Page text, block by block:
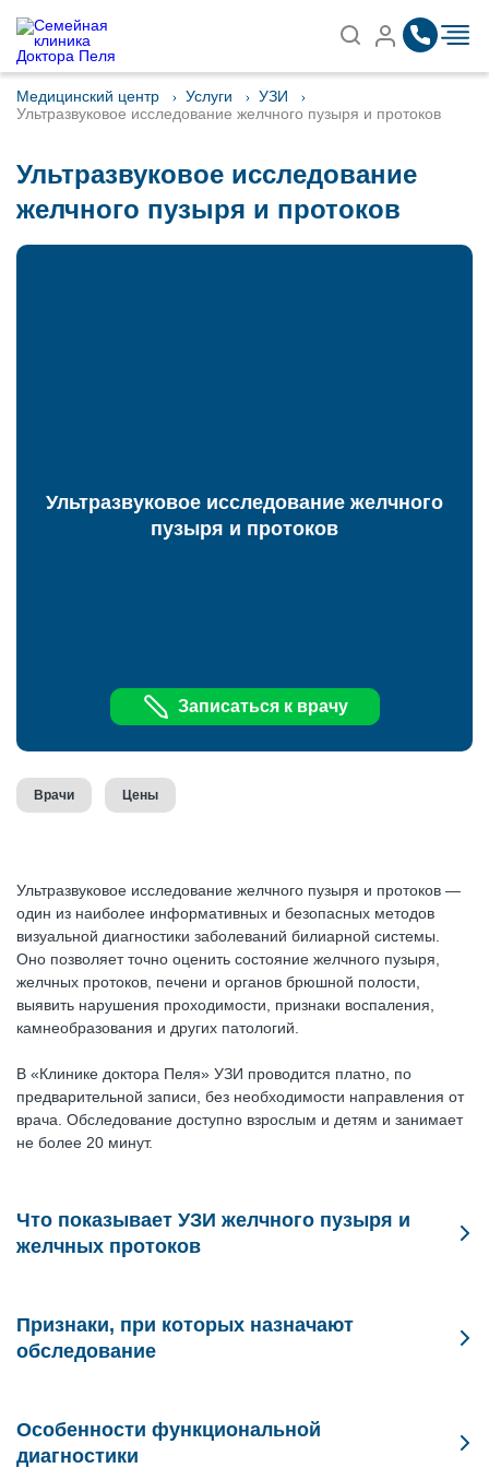
Медицинский центр Услуги
УЗИ
Ультразвуковое исследование желчного пузыря и протоков
Ультразвуковое исследование
желчного пузыря и протоков
Ультразвуковое исследование желчного
пузыря и протоков
Записаться к врачу
Врачи Цены
Ультразвуковое исследование желчного пузыря и протоков —
один из наиболее информативных и безопасных методов
визуальной диагностики заболеваний билиарной системы.
Оно позволяет точно оценить состояние желчного пузыря,
желчных протоков, печени и органов брюшной полости,
выявить нарушения проходимости, признаки воспаления,
камнеобразования и других патологий.
В «Клинике доктора Пеля» УЗИ проводится платно, по
предварительной записи, без необходимости направления от
врача. Обследование доступно взрослым и детям и занимает
не более 20 минут.
Что показывает УЗИ желчного пузыря и
желчных протоков
острый или хронический холецистит;
наличие камней (желчнокаменную болезнь);
Признаки, при которых назначают
обследование
Особенности функциональной
диагностики